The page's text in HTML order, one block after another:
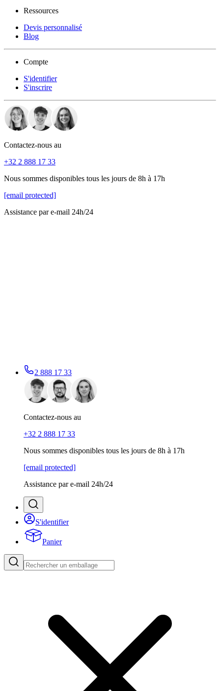
Ressources
Devis personnalisé
Blog
Compte
S'identifier
S'inscrire
Contactez-nous au
+32 2 888 17 33
Nous sommes disponibles tous les jours de 8h à 17h
[email protected]
Assistance par e-mail 24h/24
2 888 17 33
Contactez-nous au
+32 2 888 17 33
Nous sommes disponibles tous les jours de 8h à 17h
[email protected]
Assistance par e-mail 24h/24
S'identifier
Panier